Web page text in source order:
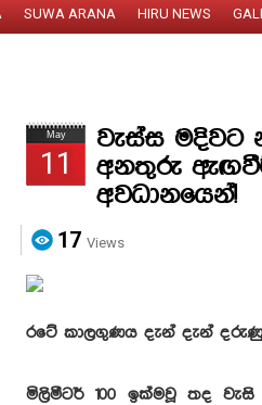
SUWA ARANA HIRU NEWS
May
11
වැස්ස මදිවට
අනතුරු
අවධානයෙන්!
17 Views
රටේ කාලගුණය දැන් දැන්
මිලිමීටර් 100 ඉක්මවූ තද